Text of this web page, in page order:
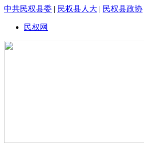
中共民权县委 | 民权县人大 | 民权县政协
民权网